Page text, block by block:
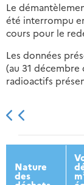
Le
été interrompu
cours pour le
Les données
(au 31 décembre
radioactifs
2013
Nature
des